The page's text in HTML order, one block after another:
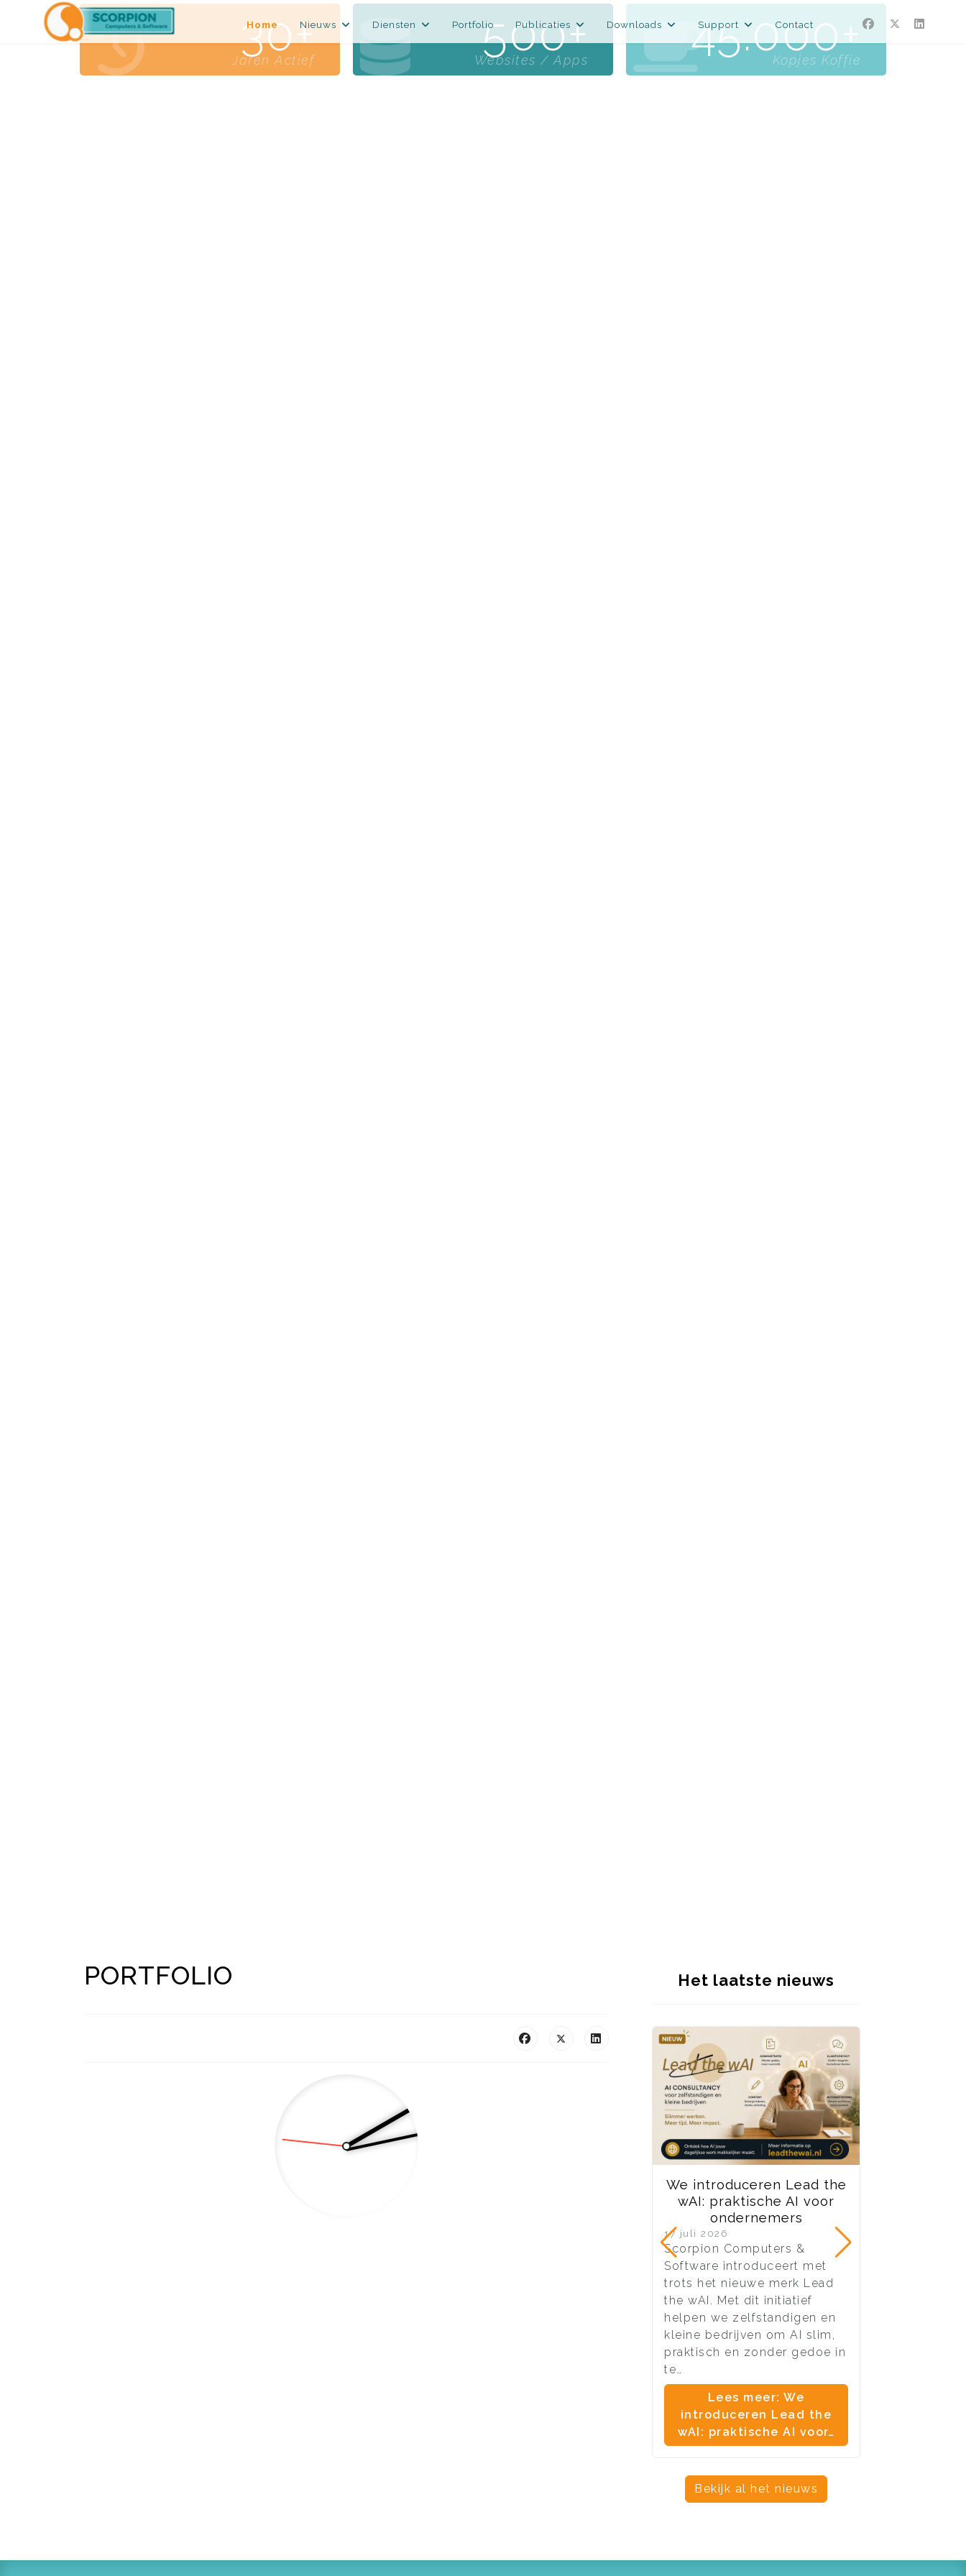
Home Nieuws Diensten Portfolio Publicaties Downloads Support Contact
30
Jaren Actief 500
Websites / Apps 45.000
Kopjes Koffie
PORTFOLIO Het laatste nieuws
We introduceren Lead the
wAI: praktische AI voor
ondernemers
17 juli 2026
Scorpion Computers &
Software introduceert met
trots het nieuwe merk Lead
the wAI. Met dit initiatief
helpen we zelfstandigen en
kleine bedrijven om AI slim,
praktisch en zonder gedoe in
te…
Lees meer: We
introduceren Lead the
wAI: praktische AI voor…
Bekijk al het nieuws